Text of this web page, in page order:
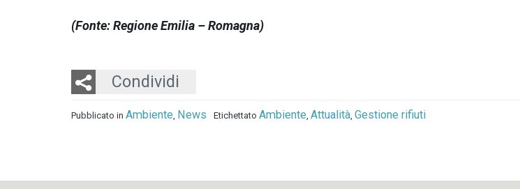
(Fonte: Regione Emilia – Romagna)
Condividi
Twitter
LinkedIn
Email
Pubblicato in Ambiente, News Etichettato Ambiente, Attualità, Gestione rifiuti